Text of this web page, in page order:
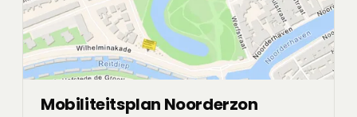
Mobiliteitsplan Noorderzon